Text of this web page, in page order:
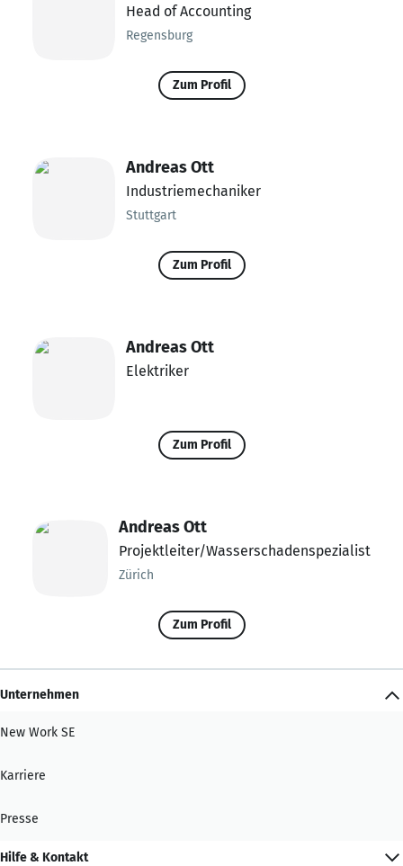
Head of Accounting
Regensburg
Zum Profil
Andreas Ott
Industriemechaniker
Stuttgart
Zum Profil
Andreas Ott
Elektriker
Zum Profil
Andreas Ott
Projektleiter/Wasserschadenspezialist
Zürich
Zum Profil
Unternehmen
New Work SE
Karriere
Presse
Hilfe & Kontakt